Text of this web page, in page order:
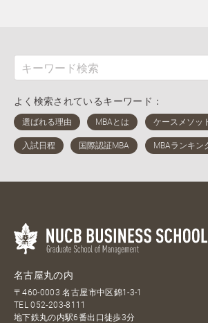
よく検索されているキーワード：
名古屋丸の内
〒460-0003 名古屋市中区錦1-3-1
TEL052-203-8111
地下鉄丸の内駅6番出口徒歩3分